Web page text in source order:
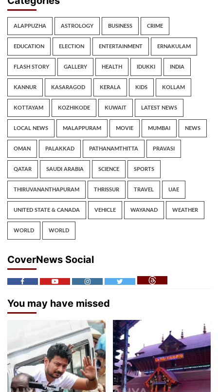
ALAPPUZHA ASTROLOGY BUSINESS CRIME
EDUCATION ELECTION ENTERTAINMENT ERNAKULAM
FLASH STORY GALLERY HEALTH IDUKKI INDIA
KANNUR KASARAGOD KERALA KIDS KOLLAM
KOTTAYAM KOZHIKODE KUWAIT LATEST NEWS
LOCAL NEWS MALAPPURAM MOVIE MUMBAI NEWS
OMAN PALAKKAD PATHANAMTHITTA PRAVASI
QATAR SAUDI ARABIA SCIENCE SPORTS
THIRUVANANTHAPURAM THRISSUR TRAVEL UAE
UNITED STATE & CANADA VEHICLE WAYANAD WEATHER
WORLD WORLD
CoverNews Social
You may have missed